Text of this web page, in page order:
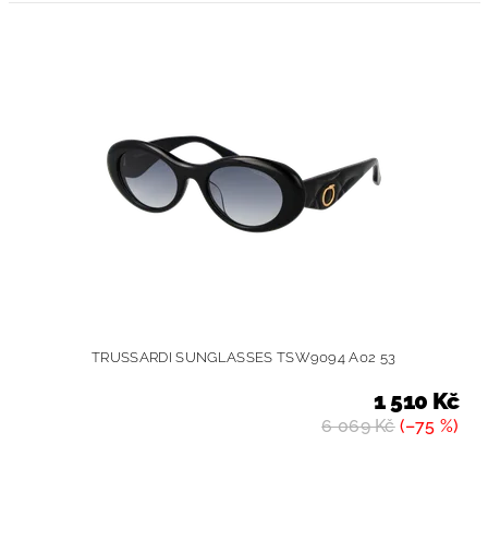
TRUSSARDI SUNGLASSES TSW9094 A02 53
6 069 Kč(–75 %)
1 510 Kč